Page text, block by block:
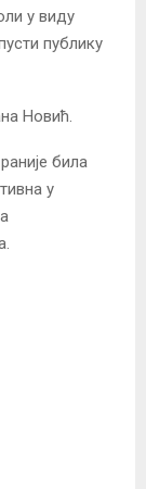
у виду
публику
Новић.
била
у